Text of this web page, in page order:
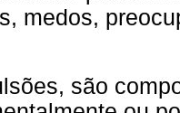
medos,
são